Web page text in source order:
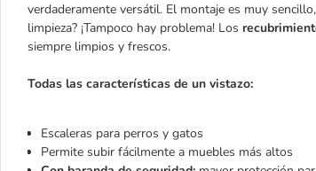
verdaderamente versátil. El montaje es muy
limpieza? ¡Tampoco hay problema! Los
siempre limpios y frescos.
Todas las características de un vistazo:
Escaleras para perros y gatos
Permite subir fácilmente a muebles más altos